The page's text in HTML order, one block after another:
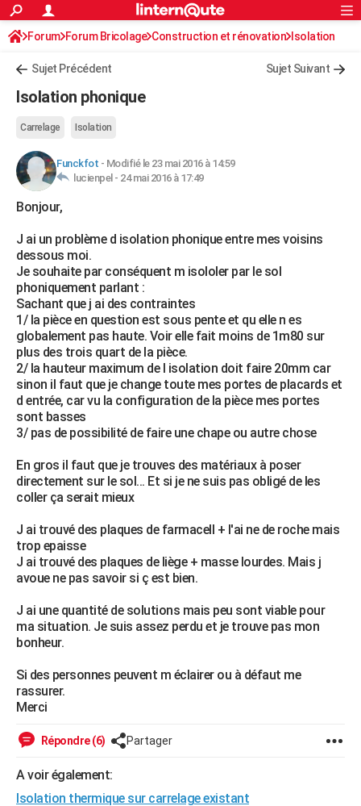
ACTUALITÉS
Politique
Société
Faits Divers
Education
Monde
Villes
+
AUTO
Essais
Réserver un essai
Citadines
Berlines
SUV
Forum auto
+HIGH-TECH
Mobiles
Meilleur smartphone
Internet
Ordinateurs
Jeux vidéo
Guide high-tech
+BRICOLAGE
Forum
Aménagement intérieur
Extérieur
Cuisine
Salle de bains
Jardinage
Rangement
WEEK-END
Guides de France
Escapades
Patrimoine
Expositions
Musées
Week-end nature
+LIFESTYLE
Art de vivre
Bien-être
Loisirs
Mode
Modes de vie
SANTE
Alimentation
Guide de la santé
Maladies
Médicaments
Sommeil
VOYAGE
Destinations
City break
Voyage nature
Voyage de noces
Forum
Climat
PHOTO
GUIDES D'ACHAT
CARTE DE VOEUX
Carte de Noël
Carte Bonne année
Carte Saint-Valentin
Carte Pâques
Carte d'anniversaire
Dictionnaire
Biographies
Citations
Expressions
Proverbes
PROGRAMME TV
COPAINS D'AVANT
S'inscrire
Se connecter
Lycées
Collèges
Primaires
Universités
Entreprises
Service militaire
Avis de recherche
AVIS DE DÉCÈS
FORUM
Bricolage
Lifestyle
Culture
Sport
Auto
Television
Voyage
Cinema
Rechercher
S'inscrire
Connexion
Forum Forum Bricolage Construction et rénovation Isolation
Sujet Précédent Sujet Suivant
Isolation phonique
Carrelage Isolation
Funckfot - Modifié le 23 mai 2016 à 14:59
lucienpel - 24 mai 2016 à 17:49
Bonjour,
J ai un problème d isolation phonique entre mes voisins
dessous moi.
Je souhaite par conséquent m isololer par le sol
phoniquement parlant :
Sachant que j ai des contraintes
1/ la pièce en question est sous pente et qu elle n es
globalement pas haute. Voir elle fait moins de 1m80 sur
plus des trois quart de la pièce.
2/ la hauteur maximum de l isolation doit faire 20mm car
sinon il faut que je change toute mes portes de placards et
d entrée, car vu la configuration de la pièce mes portes
sont basses
3/ pas de possibilité de faire une chape ou autre chose
En gros il faut que je trouves des matériaux à poser
directement sur le sol... Et si je ne suis pas obligé de les
coller ça serait mieux
J ai trouvé des plaques de farmacell + l'ai ne de roche mais
trop epaisse
J ai trouvé des plaques de liège + masse lourdes. Mais j
avoue ne pas savoir si ç est bien.
J ai une quantité de solutions mais peu sont viable pour
ma situation. Je suis assez perdu et je trouve pas mon
bonheur.
Si des personnes peuvent m éclairer ou à défaut me
rassurer.
Merci
Répondre (6) Partager
A voir également:
Isolation thermique sur carrelage existant